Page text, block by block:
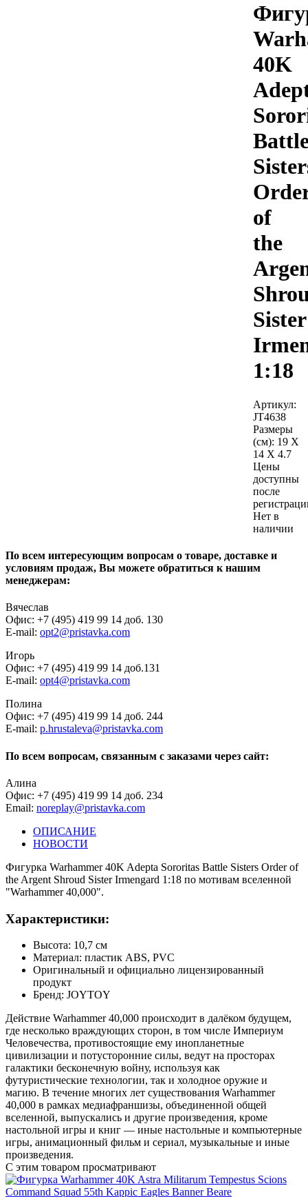
40K
of
the
Sister
1:18
Артикул:
JT4638
Размеры
(см): 19 X
14 X 4.7
Цены
доступны
после
Нет в
наличии
По всем интересующим вопросам о товаре, доставке и
условиям продаж, Вы можете обратиться к нашим
менеджерам:
Вячеслав
Офис: +7 (495) 419 99 14 доб. 130
E-mail: opt2@pristavka.com
Игорь
Офис: +7 (495) 419 99 14 доб.131
E-mail: opt4@pristavka.com
Полина
Офис: +7 (495) 419 99 14 доб. 244
E-mail: p.hrustaleva@pristavka.com
По всем вопросам, связанным с заказами через сайт:
Алина
Офис: +7 (495) 419 99 14 доб. 234
Email: noreplay@pristavka.com
ОПИСАНИЕ
НОВОСТИ
Фигурка Warhammer 40K Adepta Sororitas Battle Sisters Order of
the Argent Shroud Sister Irmengard 1:18 по мотивам вселенной
"Warhammer 40,000".
Характеристики:
Высота: 10,7 см
Материал: пластик ABS, PVC
Оригинальный и официально лицензированный
продукт
Бренд: JOYTOY
Действие Warhammer 40,000 происходит в далёком будущем,
где несколько враждующих сторон, в том числе Империум
Человечества, противостоящие ему инопланетные
цивилизации и потусторонние силы, ведут на просторах
галактики бесконечную войну, используя как
футуристические технологии, так и холодное оружие и
магию. В течение многих лет существования Warhammer
40,000 в рамках медиафраншизы, объединенной общей
вселенной, выпускались и другие произведения, кроме
настольной игры и книг — иные настольные и компьютерные
игры, анимационный фильм и сериал, музыкальные и иные
произведения.
С этим товаром просматривают